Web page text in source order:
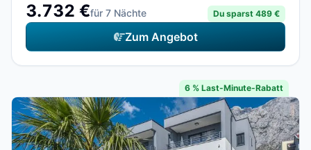
3.732 €für 7 Nächte Du sparst 489 €
Zum Angebot
6 % Last-Minute-Rabatt